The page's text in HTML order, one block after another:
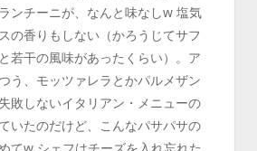
ンチーニが、なんと味なしw 塩気
の香りもしない（かろうじてサフ
若干の風味があったくらい）。ア
う、モッツァレラとかパルメザン
敗しないイタリアン・メニューの
いたのだけど、こんなパサパサの